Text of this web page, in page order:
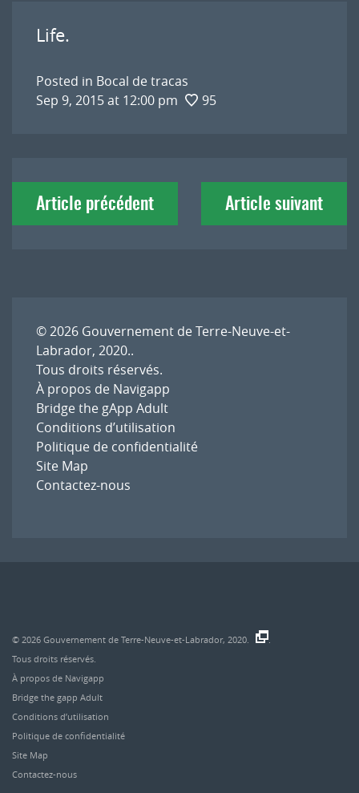
Life.
Posted in Bocal de tracas
Sep 9, 2015 at 12:00 pm
95
Navigation
deArticle précédent Article suivant
© 2026 Gouvernement de Terre-Neuve-et-
Labrador, 2020..
Tous droits réservés.
À propos de Navigapp
Bridge the gApp Adult
Conditions d’utilisation
Politique de confidentialité
Site Map
Contactez-nous
© 2026 Gouvernement de Terre-Neuve-et-Labrador, 2020.
Tous droits réservés.
À propos de Navigapp
Bridge the gapp Adult
Conditions d’utilisation
Politique de confidentialité
Site Map
Contactez-nous